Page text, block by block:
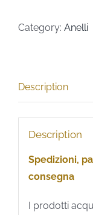
Category: Anelli
Description
Description
Spedizioni,
consegna
I prodotti